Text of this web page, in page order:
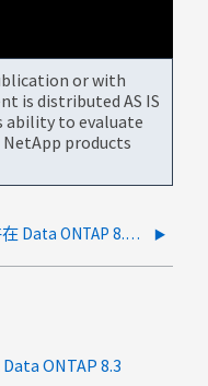
or with
is distributed AS IS
ability to evaluate
products
Data ONTAP 8 ： EMS 和消息日志文件在 Data ONTAP 8.0 中写入到哪里？
ONTAP 8.3